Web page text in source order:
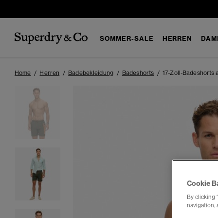
SOMMER-SALE HERREN
Home Herren Badebekleidung Badeshorts 17-Zoll-Badeshorts
Cookie
By clicking
navigation,